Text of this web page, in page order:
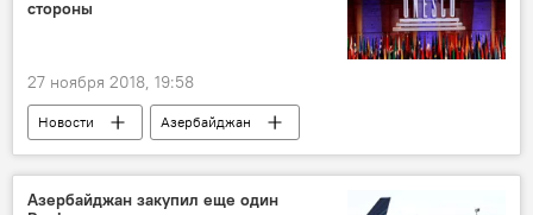
стороны
27 ноября 2018, 19:58
Новости
Азербайджан
Новости мира
Азербайджан закупил еще один